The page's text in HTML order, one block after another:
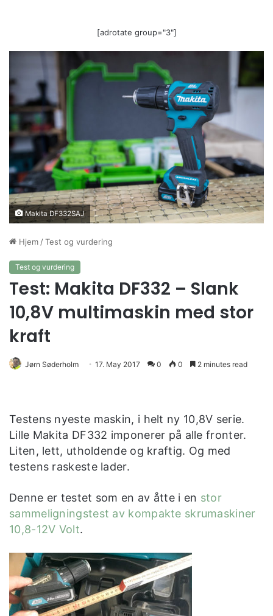
[adrotate group="3"]
Makita DF332SAJ
Hjem /Test og vurdering
Test og vurdering
Test: Makita DF332 – Slank
10,8V multimaskin med stor
kraft
Jørn Søderholm 17. May 2017 0 0 2 minutes read
Testens nyeste maskin, i helt ny 10,8V serie.
Lille Makita DF332 imponerer på alle fronter.
Liten, lett, utholdende og kraftig. Og med
testens raskeste lader.
Denne er testet som en av åtte i en stor
sammeligningstest av kompakte skrumaskiner
10,8-12V Volt.